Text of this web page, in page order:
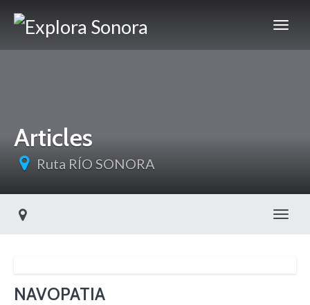
Articles
Ruta RÍO SONORA
NAVOPATIA